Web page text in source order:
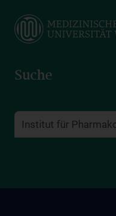
main
Suche